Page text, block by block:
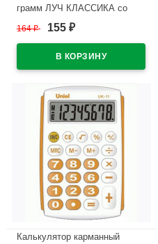
грамм ЛУЧ КЛАССИКА со
стеком картонная коробка арт
164₽ 155 ₽
Калькулятор карманный